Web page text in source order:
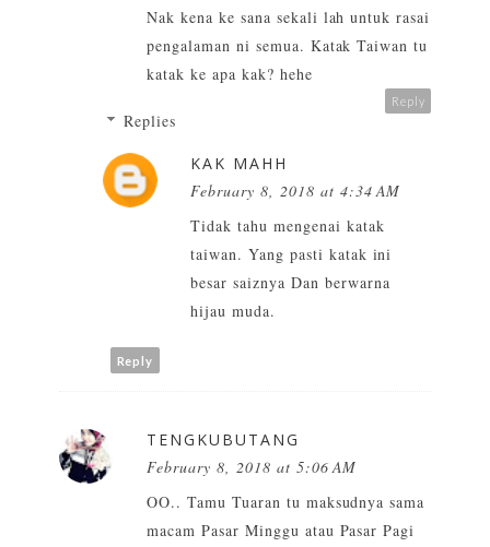
Nak kena ke sana sekali lah untuk rasai
pengalaman ni semua. Katak Taiwan tu
katak ke apa kak? hehe
Reply
Replies
KAK MAHH
February 8, 2018 at 4:34 AM
Tidak tahu mengenai katak
taiwan. Yang pasti katak ini
besar saiznya Dan berwarna
hijau muda.
Reply
TENGKUBUTANG
February 8, 2018 at 5:06 AM
OO.. Tamu Tuaran tu maksudnya sama
macam Pasar Minggu atau Pasar Pagi